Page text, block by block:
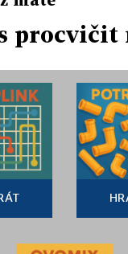
procvičit